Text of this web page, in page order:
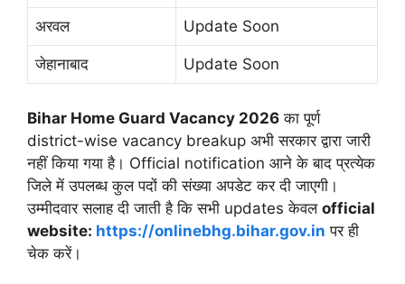
अरवल Update Soon
जेहानाबाद Update Soon
Bihar Home Guard Vacancy 2026 का पूर्ण
district-wise vacancy breakup अभी सरकार द्वारा जारी
नहीं किया गया है। Official notification आने के बाद प्रत्येक
जिले में उपलब्ध कुल पदों की संख्या अपडेट कर दी जाएगी।
उम्मीदवार सलाह दी जाती है कि सभी updates केवल official
website: https://onlinebhg.bihar.gov.in पर ही
चेक करें।